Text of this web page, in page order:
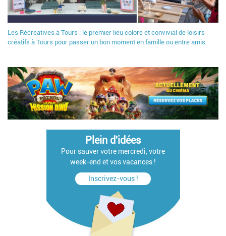
Les Récréatives à Tours : le premier lieu coloré et convivial de loisirs
créatifs à Tours pour passer un bon moment en famille ou entre amis
Plein d'idées
Pour sauver votre mercredi, votre
week-end et vos vacances !
Inscrivez-vous !